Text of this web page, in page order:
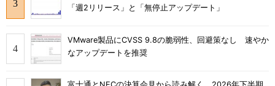
「週2リリース」と「無停止アップデート」
VMware製品にCVSS 9.8の脆弱性、回避策なし 速やか
なアップデートを推奨